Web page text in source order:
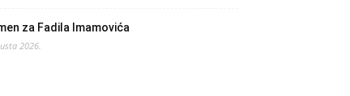
za Fadila Imamovića
2026.